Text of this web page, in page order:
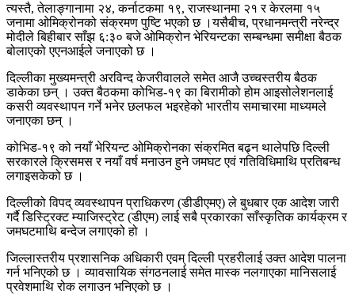
त्यस्तै, तेलाङ्गानामा २४, कर्नाटकमा १९, राजस्थानमा २१ र केरलमा १५
जनामा ओमिक्रोनको संक्रमण पुष्टि भएको छ ।यसैबीच, प्रधानमन्त्री नरेन्द्र
मोदीले बिहीबार साँझ ६:३० बजे ओमिक्रोन भेरियन्टका सम्बन्धमा समीक्षा बैठक
बोलाएको एएनआईले जनाएको छ ।
दिल्लीका मुख्यमन्त्री अरविन्द केजरीवालले समेत आजै उच्चस्तरीय बैठक
डाकेका छन् । उक्त बैठकमा कोभिड-१९ का बिरामीको होम आइसोलेशनलाई
कसरी व्यवस्थापन गर्ने भनेर छलफल भइरहेको भारतीय समाचारमा माध्यमले
जनाएका छन् ।
कोभिड-१९ को नयाँ भेरियन्ट ओमिक्रोनका संक्रमित बढ्न थालेपछि दिल्ली
सरकारले क्रिसमस र नयाँ वर्ष मनाउन हुने जमघट एवं गतिविधिमाथि प्रतिबन्ध
लगाइसकेको छ ।
दिल्लीको विपद् व्यवस्थापन प्राधिकरण (डीडीएमए) ले बुधबार एक आदेश जारी
गर्दै डिस्ट्रिक्ट म्याजिस्ट्रेट (डीएम) लाई सबै प्रकारका साँस्कृतिक कार्यक्रम र
जमघटमाथि बन्देज लगाएको हो ।
जिल्लास्तरीय प्रशासनिक अधिकारी एवम् दिल्ली प्रहरीलाई उक्त आदेश पालना
गर्न भनिएको छ । व्यावसायिक संगठनलाई समेत मास्क नलगाएका मानिसलाई
प्रवेशमाथि रोक लगाउन भनिएको छ ।